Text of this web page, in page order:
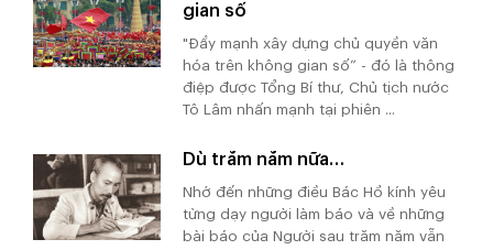
gian số
"Đẩy mạnh xây dựng chủ quyền văn
hóa trên không gian số” - đó là thông
điệp được Tổng Bí thư, Chủ tịch nước
Tô Lâm nhấn mạnh tại phiên ...
Dù trăm năm nữa…
Nhớ đến những điều Bác Hồ kính yêu
từng dạy người làm báo và về những
bài báo của Người sau trăm năm vẫn